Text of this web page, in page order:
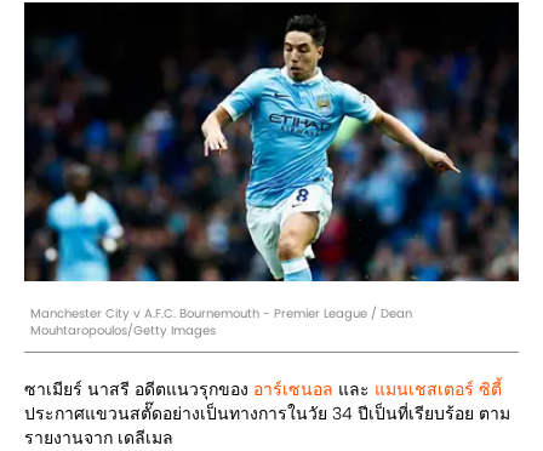
Manchester City v A.F.C. Bournemouth - Premier League / Dean
Mouhtaropoulos/Getty Images
ซาเมียร์ นาสรี อดีตแนวรุกของ อาร์เซนอล และ แมนเชสเตอร์ ซิตี้
ประกาศแขวนสตั๊ดอย่างเป็นทางการในวัย 34 ปีเป็นที่เรียบร้อย ตาม
รายงานจาก เดลีเมล